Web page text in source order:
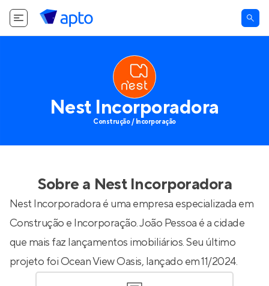
Nest Incorporadora
Construção / Incorporação
Sobre a Nest Incorporadora
Nest Incorporadora é uma empresa especializada em
Construção e Incorporação. João Pessoa é a cidade
que mais faz lançamentos imobiliários. Seu último
projeto foiOcean View Oasis, lançado em 11/2024.